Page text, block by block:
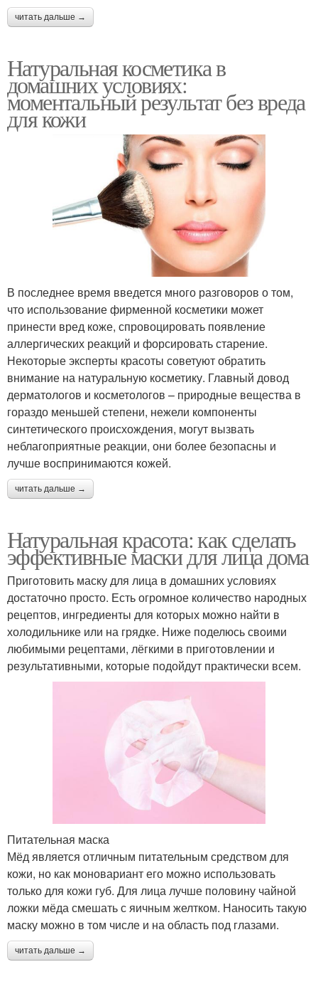
читать дальше →
Натуральная косметика в
домашних условиях:
моментальный результат без вреда
для кожи
В последнее время введется много разговоров о том,
что использование фирменной косметики может
принести вред коже, спровоцировать появление
аллергических реакций и форсировать старение.
Некоторые эксперты красоты советуют обратить
внимание на натуральную косметику. Главный довод
дерматологов и косметологов – природные вещества в
гораздо меньшей степени, нежели компоненты
синтетического происхождения, могут вызвать
неблагоприятные реакции, они более безопасны и
лучше воспринимаются кожей.
читать дальше →
Натуральная красота: как сделать
эффективные маски для лица дома
Приготовить маску для лица в домашних условиях
достаточно просто. Есть огромное количество народных
рецептов, ингредиенты для которых можно найти в
холодильнике или на грядке. Ниже поделюсь своими
любимыми рецептами, лёгкими в приготовлении и
результативными, которые подойдут практически всем.
Питательная маска
Мёд является отличным питательным средством для
кожи, но как моновариант его можно использовать
только для кожи губ. Для лица лучше половину чайной
ложки мёда смешать с яичным желтком. Наносить такую
маску можно в том числе и на область под глазами.
читать дальше →